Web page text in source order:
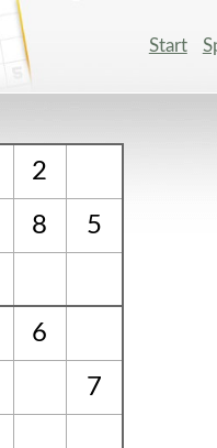
Start
2
8
5
6
7